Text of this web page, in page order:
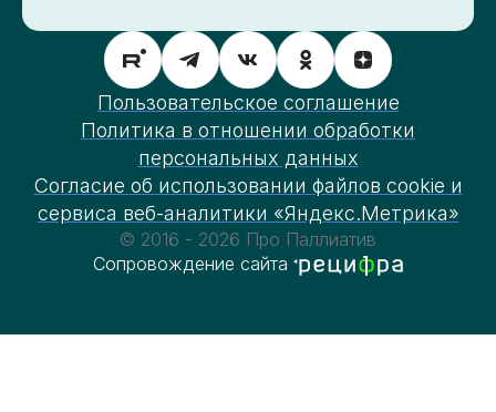
Пользовательское соглашение
Политика в отношении обработки
персональных данных
Согласие об использовании файлов cookie и
сервиса веб-аналитики «Яндекс.Метрика»
© 2016 - 2026 Про Паллиатив
Сопровождение сайта